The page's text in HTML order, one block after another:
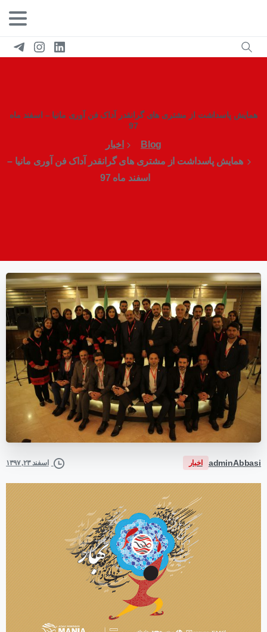
همایش پاسداشت از مشتری های گرانقدر آداک فن آوری مانیا – اسفند ماه
97
Blog
اخبار
همایش پاسداشت از مشتری های گرانقدر آداک فن آوری مانیا –
اسفند ماه 97
adminAbbasi اخبار اسفند ۲۳, ۱۳۹۷